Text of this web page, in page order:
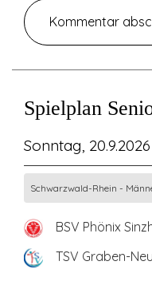
Spielplan
Sonntag, 20.9.2026
Schwarzwald-Rhein -
BSV Phönix
TSV Graben-